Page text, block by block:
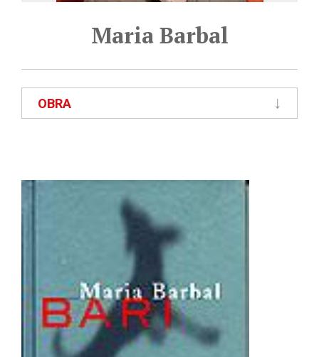
Maria Barbal
OBRA